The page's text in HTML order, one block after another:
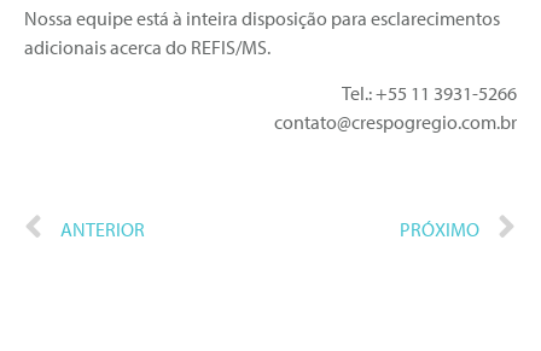
Nossa equipe está à inteira disposição para esclarecimentos
adicionais acerca do REFIS/MS.
Tel.: +55 11 3931-5266
contato@crespogregio.com.br
ANTERIOR PRÓXIMO